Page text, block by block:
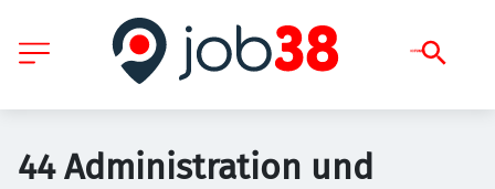
44 Administration und